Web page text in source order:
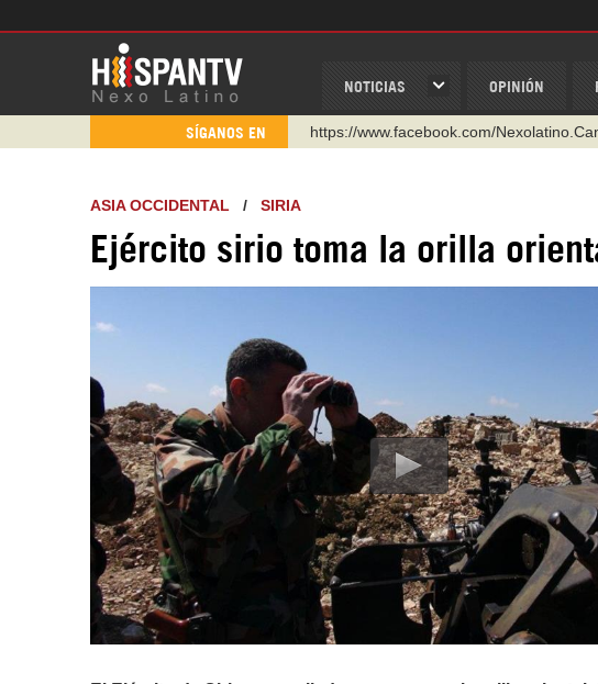
NOTICIAS OPINIÓN
SÍGANOS EN
https://www.facebook.com/
https://www.youtube.com/@nexo_latino
https://urmedium.com/c/hispantv
ASIA OCCIDENTAL / SIRIA
Ejército sirio toma la orilla